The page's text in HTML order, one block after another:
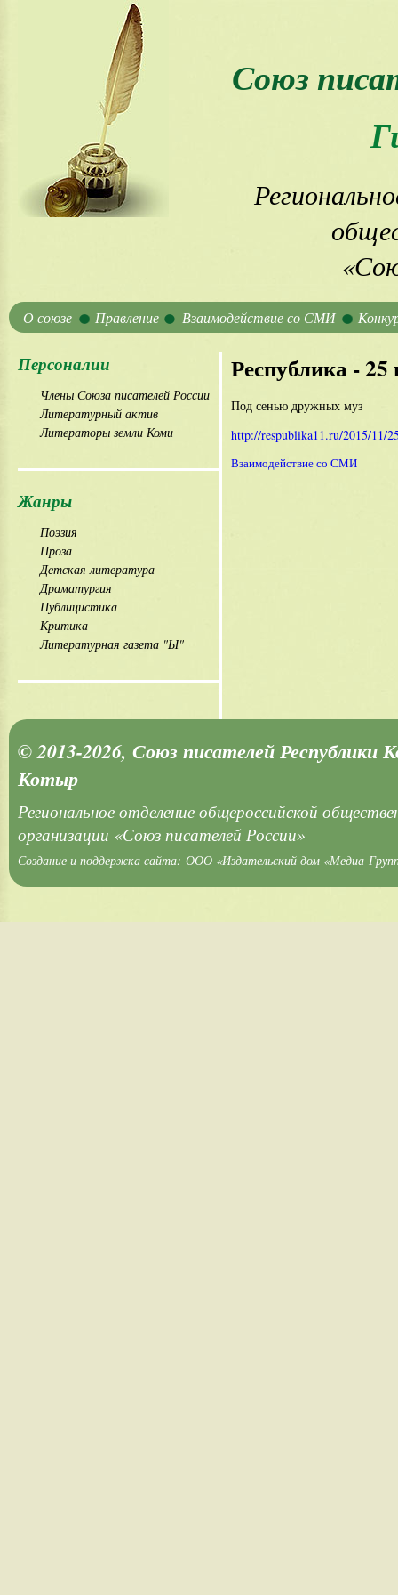
Союз
О союзе Правление Взаимодействие со СМИ
Персоналии
Члены Союза писателей России
Литературный актив
Литераторы земли Коми
Жанры
Поэзия
Проза
Детская литература
Драматургия
Публицистика
Критика
Литературная газета "Ы"
Республика -
Под сенью дружных муз
http://respublika11.ru/2015/11/
Взаимодействие со СМИ
© 2013-2026, Союз писателей Республики
Котыр
Региональное отделение общероссийской
организации «Союз писателей России»
Создание и поддержка сайта: ООО «Издательский дом «Медиа-